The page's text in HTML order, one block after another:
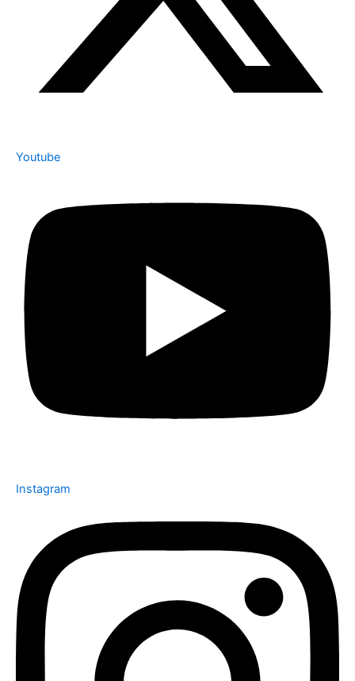
Youtube
Instagram